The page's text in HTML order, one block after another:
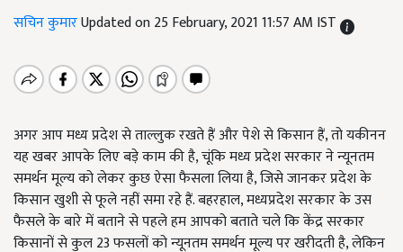
सचिन कुमारUpdated on 25 February, 2021 11:57 AM IST
अगर आप मध्य प्रदेश से ताल्लुक रखते हैं और पेशे से किसान हैं, तो यकीनन
यह खबर आपके लिए बड़े काम की है, चूंकि मध्य प्रदेश सरकार ने न्यूनतम
समर्थन मूल्य को लेकर कुछ ऐसा फैसला लिया है, जिसे जानकर प्रदेश के
किसान खुशी से फूले नहीं समा रहे हैं. बहरहाल, मध्यप्रदेश सरकार के उस
फैसले के बारे में बताने से पहले हम आपको बताते चले कि केंद्र सरकार
किसानों से कुल 23 फसलों को न्यूनतम समर्थन मूल्य पर खरीदती है, लेकिन